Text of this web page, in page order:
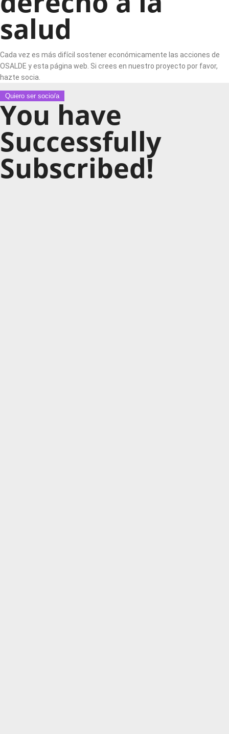
salud
Cada vez es más difícil sostener económicamente las acciones de
OSALDE y esta página web. Si crees en nuestro proyecto por favor,
hazte socia.
Quiero ser socio/a
You have
Successfully
Subscribed!